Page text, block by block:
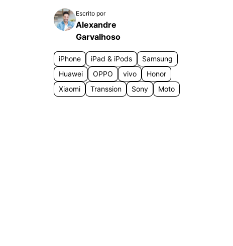
Escrito por
Alexandre
Garvalhoso
iPhone iPad & iPods
Samsung
Huawei
OPPO vivo
Honor
Xiaomi
Transsion Sony Moto